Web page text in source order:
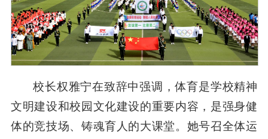
校长权雅宁在致辞中强调，体育是学校精神
文明建设和校园文化建设的重要内容，是强身健
体的竞技场、铸魂育人的大课堂。她号召全体运